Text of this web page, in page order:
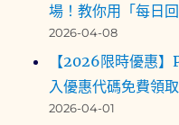
場！教你用「每日
2026-04-08
【2026限時優惠
入優惠代碼免費領
2026-04-01